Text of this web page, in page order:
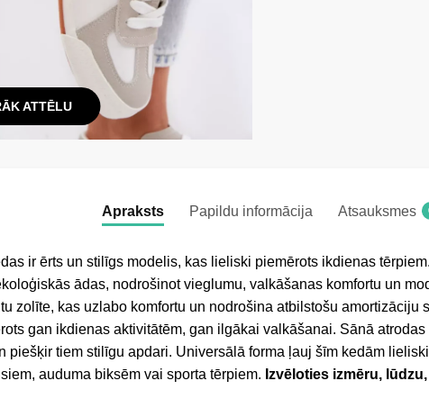
ATTĒLU
Apraksts Papildu informācija Atsauksmes
ir ērts un stilīgs modelis, kas lieliski piemērots ikdienas
ādas, nodrošinot vieglumu, valkāšanas komfortu un
zolīte, kas uzlabo komfortu un nodrošina atbilstošu amortizāciju
gan ikdienas aktivitātēm, gan ilgākai valkāšanai. Sānā
piešķir tiem stilīgu apdari. Universālā forma ļauj šīm kedām
auduma biksēm vai sporta tērpiem. Izvēloties izmēru,